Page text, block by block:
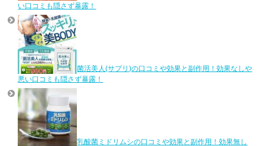
い口コミも隠さず暴露！
菌活美人(サプリ)の口コミや効果と副作用！効果なしや
悪い口コミも隠さず暴露！
乳酸菌ミドリムシの口コミや効果と副作用！効果無し